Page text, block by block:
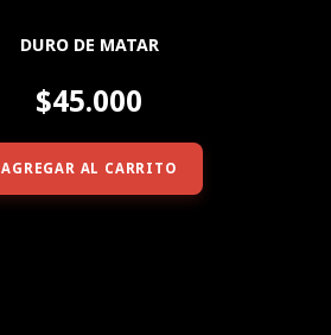
DURO DE MATAR
$45.000
AGREGAR AL CARRITO